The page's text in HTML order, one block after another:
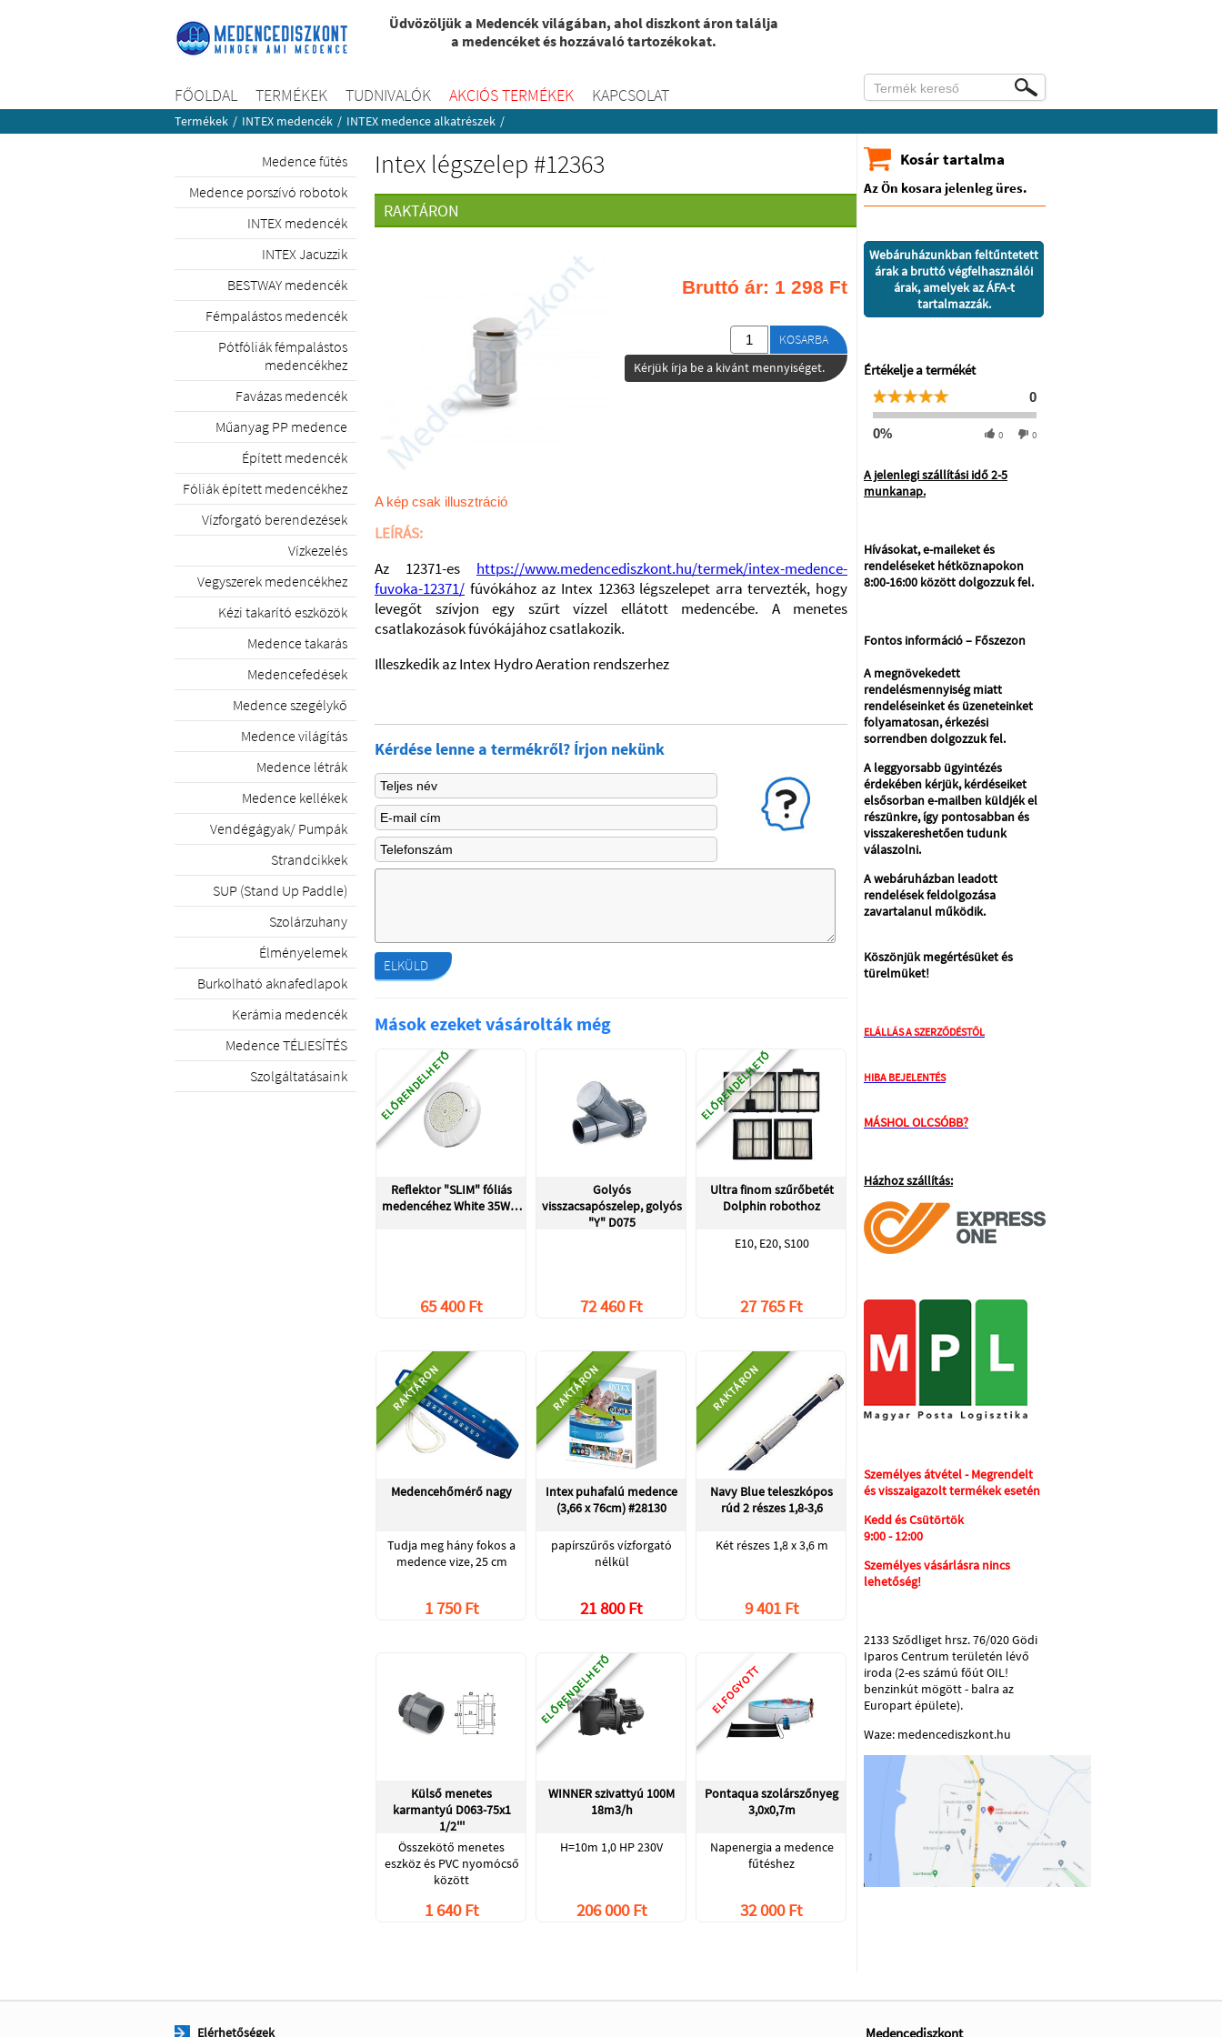
Üdvözöljük a Medencék világában, ahol diszkont áron találja
a medencéket és hozzávaló tartozékokat.
FŐOLDAL TERMÉKEK TUDNIVALÓK AKCIÓS TERMÉKEK KAPCSOLAT
Termékek / INTEX medencék / INTEX medence alkatrészek /
Medence fűtés
Medence porszívó robotok
INTEX medencék
INTEX Jacuzzik
BESTWAY medencék
Fémpalástos medencék
Pótfóliák fémpalástos
medencékhez
Favázas medencék
Műanyag PP medence
Épített medencék
Fóliák épített medencékhez
Vízforgató berendezések
Vízkezelés
Vegyszerek medencékhez
Kézi takarító eszközök
Medence takarás
Medencefedések
Medence szegélykő
Medence világítás
Medence létrák
Medence kellékek
Vendégágyak/ Pumpák
Strandcikkek
SUP (Stand Up Paddle)
Szolárzuhany
Élményelemek
Burkolható aknafedlapok
Kerámia medencék
Medence TÉLIESÍTÉS
Szolgáltatásaink
Intex légszelep #12363
RAKTÁRON
Bruttó ár: 1 298 Ft
KOSARBA
Kérjük írja be a kivánt mennyiséget.
A kép csak illusztráció
LEÍRÁS:
Az 12371-es https://www.medencediszkont.hu/termek/intex-medence-
fuvoka-12371/ fúvókához az Intex 12363 légszelepet arra tervezték, hogy
levegőt szívjon egy szűrt vízzel ellátott medencébe. A menetes
csatlakozások fúvókájához csatlakozik.
Illeszkedik az Intex Hydro Aeration rendszerhez
Kérdése lenne a termékről? Írjon nekünk
ELKÜLD
Mások ezeket vásárolták még
ELŐRENDELHETŐ
Reflektor "SLIM" fóliás
medencéhez White 35W…
65 400 Ft
Golyós
visszacsapószelep, golyós
"Y" D075
72 460 Ft
ELŐRENDELHETŐ
Ultra finom szűrőbetét
Dolphin robothoz
E10, E20, S100
27 765 Ft
RAKTÁRON
Medencehőmérő nagy
Tudja meg hány fokos a
medence vize, 25 cm
1 750 Ft
RAKTÁRON
Intex puhafalú medence
(3,66 x 76cm) #28130
papírszűrős vízforgató
nélkül
21 800 Ft
RAKTÁRON
Navy Blue teleszkópos
rúd 2 részes 1,8-3,6
Két részes 1,8 x 3,6 m
9 401 Ft
Külső menetes
karmantyú D063-75x1
1/2'''
Összekötő menetes
eszköz és PVC nyomócső
között
1 640 Ft
ELŐRENDELHETŐ
WINNER szivattyú 100M
18m3/h
H=10m 1,0 HP 230V
206 000 Ft
ELFOGYOTT
Pontaqua szolárszőnyeg
3,0x0,7m
Napenergia a medence
fűtéshez
32 000 Ft
Kosár tartalma
Az Ön kosara jelenleg üres.
Webáruházunkban feltűntetett
árak a bruttó végfelhasználói
árak, amelyek az ÁFA-t
tartalmazzák.
Értékelje a termékét
0
0% 0 0
A jelenlegi szállítási idő 2-5
munkanap.
Hívásokat, e-maileket és
rendeléseket hétköznapokon
8:00-16:00 között dolgozzuk fel.
Fontos információ – Főszezon
A megnövekedett
rendelésmennyiség miatt
rendeléseinket és üzeneteinket
folyamatosan, érkezési
sorrendben dolgozzuk fel.
A leggyorsabb ügyintézés
érdekében kérjük, kérdéseiket
elsősorban e-mailben küldjék el
részünkre, így pontosabban és
visszakereshetően tudunk
válaszolni.
A webáruházban leadott
rendelések feldolgozása
zavartalanul működik.
Köszönjük megértésüket és
türelmüket!
ELÁLLÁS A SZERZŐDÉSTŐL
HIBA BEJELENTÉS
MÁSHOL OLCSÓBB?
Házhoz szállítás:
Személyes átvétel - Megrendelt
és visszaigazolt termékek esetén
Kedd és Csütörtök
9:00 - 12:00
Személyes vásárlásra nincs
lehetőség!
2133 Sződliget hrsz. 76/020 Gödi
Iparos Centrum területén lévő
iroda (2-es számú főút OIL!
benzinkút mögött - balra az
Europart épülete).
Waze: medencediszkont.hu
Elérhetőségek Medencediszkont